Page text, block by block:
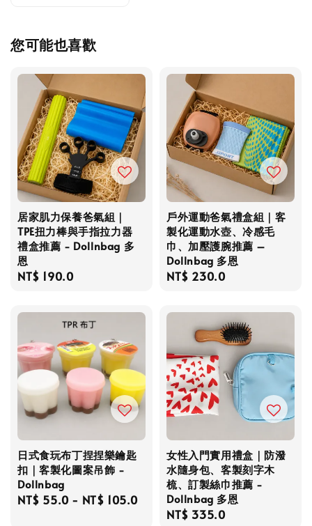
您可能也喜歡
居家肌力保養爸氣組｜
TPE扭力棒與手指拉力器
禮盒推薦 - Dollnbag 多
恩
Regular
NT$ 190.0
戶外運動爸氣禮盒組｜客
製化運動水壺、冷感毛
巾、加壓護腕推薦 –
Dollnbag 多恩
Regular
NT$ 230.0
日式食玩布丁捏捏樂鑰匙
扣｜客製化圖案吊飾 -
Dollnbag
Regular
NT$ 55.0 - NT$ 105.0
女性入門實用禮盒｜防潑
水隨身包、客製刻字木
梳、訂製絲巾推薦 -
Dollnbag 多恩
Regular
NT$ 335.0